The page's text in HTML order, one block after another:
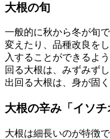
大根の旬
一般的に秋から冬が旬
変えたり、品種改良を
入することができるよ
回る大根は、みずみず
出回る大根は、身が固
大根の辛み「イソチ
大根は細長いのが特徴